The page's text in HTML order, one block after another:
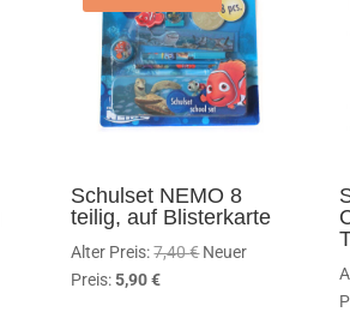
Schulset NEMO 8
teilig, auf Blisterkarte
Alter Preis: 7,40€ Ursprünglicher
Neuer
Preis: 5,90€Aktueller